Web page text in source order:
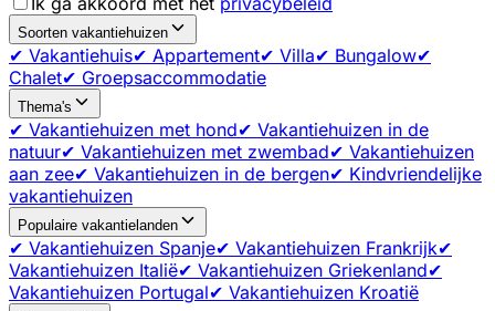
Soorten vakantiehuizen
✔ Vakantiehuis✔ Appartement✔ Villa✔ Bungalow✔
Chalet✔ Groepsaccommodatie
Thema's
✔ Vakantiehuizen met hond✔ Vakantiehuizen in de
natuur✔ Vakantiehuizen met zwembad✔ Vakantiehuizen
aan zee✔ Vakantiehuizen in de bergen✔ Kindvriendelijke
vakantiehuizen
Populaire vakantielanden
✔ Vakantiehuizen Spanje✔ Vakantiehuizen Frankrijk✔
Vakantiehuizen Italië✔ Vakantiehuizen Griekenland✔
Vakantiehuizen Portugal✔ Vakantiehuizen Kroatië